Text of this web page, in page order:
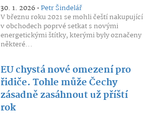
30. 1. 2026 •Petr Šindelář
V březnu roku 2021 se mohli čeští nakupující
v obchodech poprvé setkat s novými
energetickými štítky, kterými byly označeny
některé...
EU chystá nové omezení pro
řidiče. Tohle může Čechy
zásadně zasáhnout už příští
rok